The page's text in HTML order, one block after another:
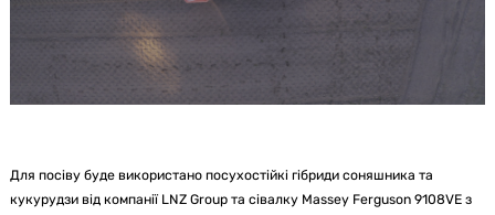
Для посіву буде використано посухостійкі гібриди соняшника та
кукурудзи від компанії LNZ Group та сівалку Massey Ferguson 9108VE з